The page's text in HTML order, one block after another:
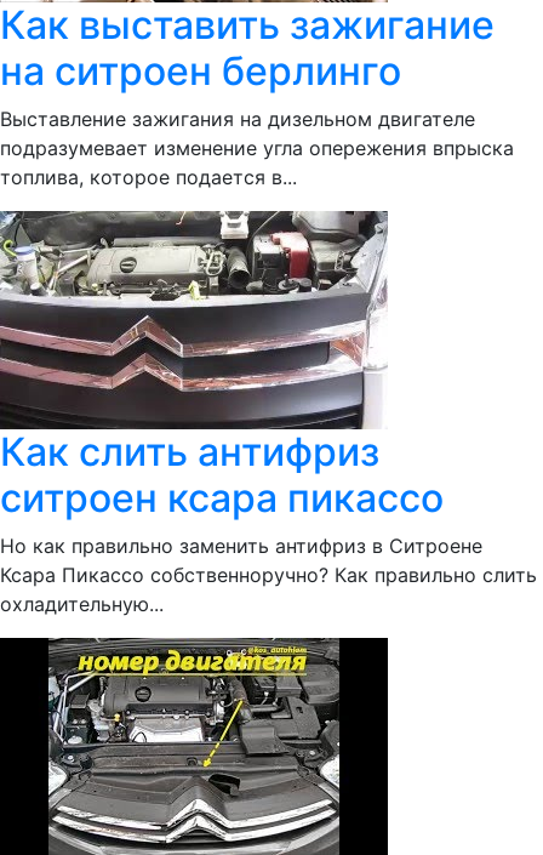
Как выставить зажигание
на ситроен берлинго
Выставление зажигания на дизельном двигателе
подразумевает изменение угла опережения впрыска
топлива, которое подается в...
Как слить антифриз
ситроен ксара пикассо
Но как правильно заменить антифриз в Ситроене
Ксара Пикассо собственноручно? Как правильно слить
охладительную...